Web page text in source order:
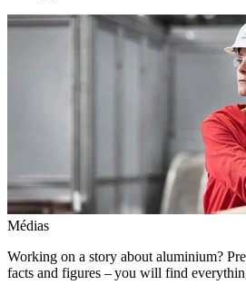
Médias
Working on a story about aluminium?
facts and figures – you will find